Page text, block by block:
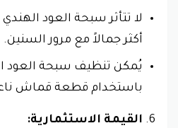
لا تتأثر سبحة العود
أكثر جمالاً مع مرور السنين.
يُمكن تنظيف سبحة العود
باستخدام قطعة قماش
القيمة الاستثمارية: